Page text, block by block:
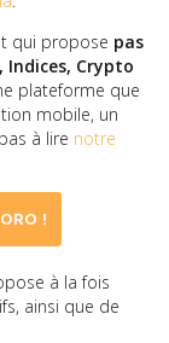
qui propose pas
Crypto
plateforme que
mobile, un
à lire notre
!
à la fois
ainsi que de